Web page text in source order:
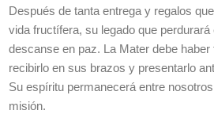
Después de tanta entrega y regalos
vida fructífera, su legado que
descanse en paz. La Mater debe haber
recibirlo en sus brazos y presentarlo
Su espíritu permanecerá entre
misión.